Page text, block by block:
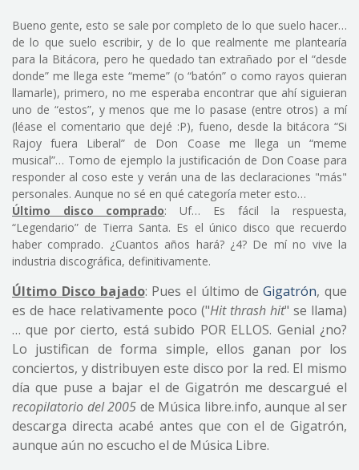
Bueno gente, esto se sale por completo de lo que suelo hacer…
de lo que suelo escribir, y de lo que realmente me plantearía
para la Bitácora, pero he quedado tan extrañado por el “desde
donde” me llega este “meme” (o “batón” o como rayos quieran
llamarle), primero, no me esperaba encontrar que ahí siguieran
uno de “estos”, y menos que me lo pasase (entre otros) a mí
(léase el comentario que dejé :P), fueno, desde la bitácora “Si
Rajoy fuera Liberal” de Don Coase me llega un “meme
musical”… Tomo de ejemplo la justificación de Don Coase para
responder al coso este y verán una de las declaraciones "más"
personales. Aunque no sé en qué categoría meter esto…
Último disco comprado: Uf… Es fácil la respuesta,
“Legendario” de Tierra Santa. Es el único disco que recuerdo
haber comprado. ¿Cuantos años hará? ¿4? De mí no vive la
industria discográfica, definitivamente.
Último Disco bajado: Pues el último deGigatrón, que
es de hace relativamente poco ("Hit thrash hit" se llama)
… que por cierto, está subido POR ELLOS. Genial ¿no?
Lo justifican de forma simple, ellos ganan por los
conciertos, y distribuyen este disco por la red. El mismo
día que puse a bajar el de Gigatrón me descargué el
recopilatorio del 2005 de Música libre.info, aunque al ser
descarga directa acabé antes que con el de Gigatrón,
aunque aún no escucho el de Música Libre.